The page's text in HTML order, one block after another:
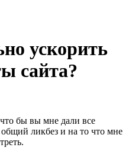
ускорить
сайта?
бы вы мне дали все
ликбез и на то что мне